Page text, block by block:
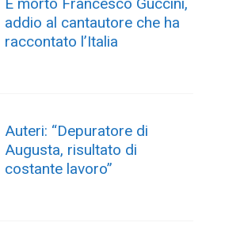
addio al cantautore che ha
raccontato l’Italia
Auteri: “Depuratore di
Augusta, risultato di
costante lavoro”